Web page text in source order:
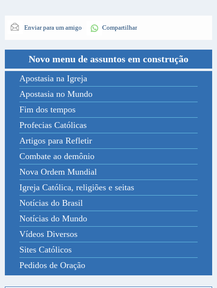
Enviar para um amigo Compartilhar
Novo menu de assuntos em construção
Apostasia na Igreja
Apostasia no Mundo
Fim dos tempos
Profecias Católicas
Artigos para Refletir
Combate ao demônio
Nova Ordem Mundial
Igreja Católica, religiões e seitas
Notícias do Brasil
Notícias do Mundo
Vídeos Diversos
Sites Católicos
Pedidos de Oração